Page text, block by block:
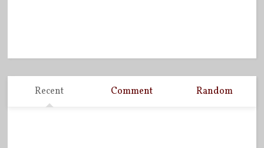
Recent Comment Random